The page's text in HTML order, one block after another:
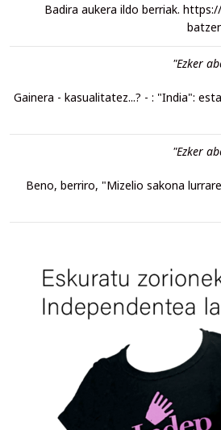
Badira aukera ildo berriak.
"Ezker
Gainera - kasualitatez...? - : "India":
"Ezker
Beno, berriro, "Mizelio sakona